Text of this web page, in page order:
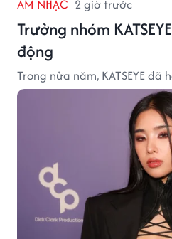
ÂM NHẠC 2 giờ trước
Trưởng nhóm
động
Trong nửa năm, KATSEYE